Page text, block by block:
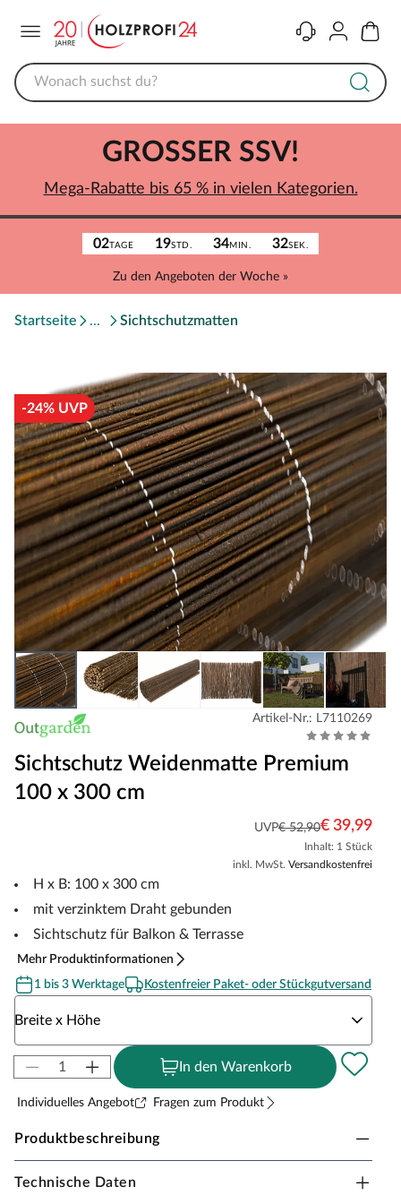
KontaktKonto
02TAGE 19STD. 34MIN. 32SEK.
Zu den Angeboten der Woche »
GROSSER SSV!
Mega-Rabatte bis 65 % in vielen Kategorien.
Startseite Sichtschutzmatten
-24% UVP
Artikel-Nr.: L7110269
Sichtschutz Weidenmatte Premium
100 x 300 cm
UVP€ 52,90€ 39,99
Inhalt: 1 Stück
inkl. MwSt. Versandkostenfrei
H x B: 100 x 300 cm
mit verzinktem Draht gebunden
Sichtschutz für Balkon & Terrasse
Mehr Produktinformationen
1 bis 3 Werktage
Kostenfreier Paket- oder Stückgutversand
Breite x Höhe
In den Warenkorb
Individuelles Angebot Fragen zum Produkt
Produktbeschreibung
Sichtschutzmatte aus 100 % Weidenzweigen für
Technische Daten